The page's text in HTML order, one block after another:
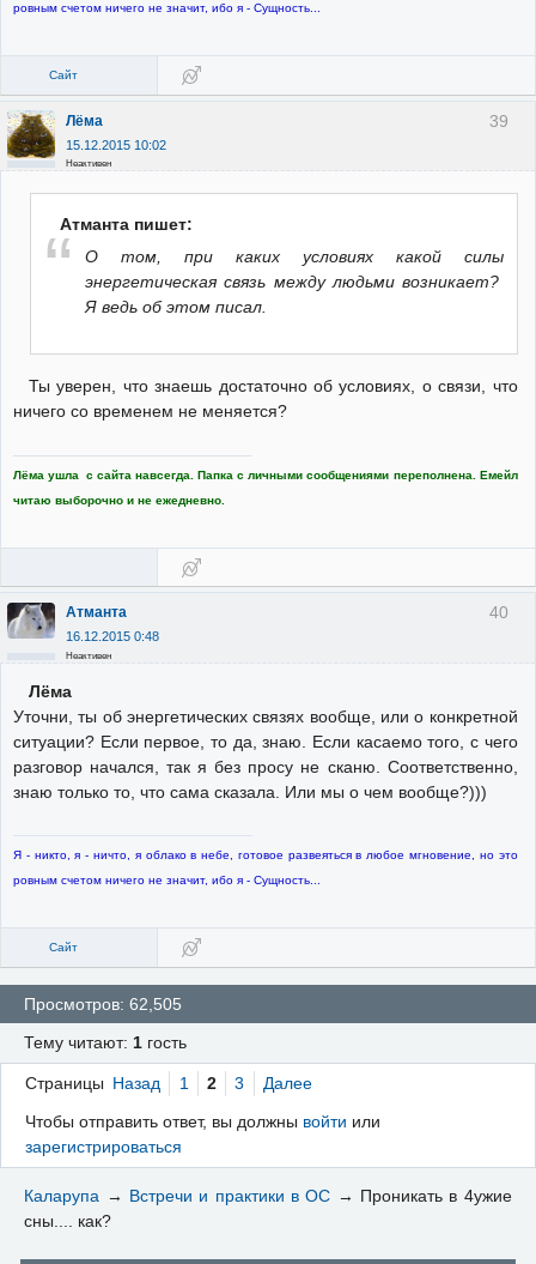
ровным счетом ничего не значит, ибо я - Сущность...
Сайт
39
Лёма
15.12.2015 10:02
Неактивен
Атманта пишет:
О том, при каких условиях какой силы
энергетическая связь между людьми возникает?
Я ведь об этом писал.
Ты уверен, что знаешь достаточно об условиях, о связи, что
ничего со временем не меняется?
Лёма ушла с сайта навсегда. Папка с личными сообщениями переполнена. Емейл
читаю выборочно и не ежедневно.
40
Атманта
16.12.2015 0:48
Неактивен
Лёма
Уточни, ты об энергетических связях вообще, или о конкретной
ситуации? Если первое, то да, знаю. Если касаемо того, с чего
разговор начался, так я без просу не сканю. Соответственно,
знаю только то, что сама сказала. Или мы о чем вообще?)))
Я - никто, я - ничто, я облако в небе, готовое развеяться в любое мгновение, но это
ровным счетом ничего не значит, ибо я - Сущность...
Сайт
Просмотров: 62,505
Тему читают: 1 гость
Страницы Назад 1 2 3 Далее
Чтобы отправить ответ, вы должны войти или
зарегистрироваться
Каларупа → Встречи и практики в ОС → Проникать в 4ужие
сны.... как?